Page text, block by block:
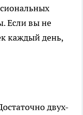
Если вы не
каждый день,
двух-